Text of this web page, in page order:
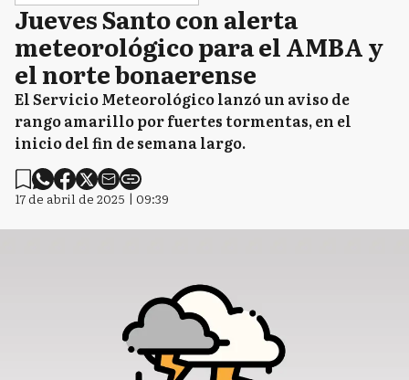
Jueves Santo con alerta
meteorológico para el AMBA y
el norte bonaerense
El Servicio Meteorológico lanzó un aviso de
rango amarillo por fuertes tormentas, en el
inicio del fin de semana largo.
17 de abril de 2025 | 09:39